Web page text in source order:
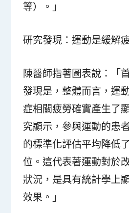
等）。」
研究發現：運動是緩解
陳醫師指著圖表說：「
發現是，整體而言，運
症相關疲勞確實產生了
究顯示，參與運動的患
的標準化評估平均降低
位。這代表著運動對於
狀況，是具有統計學上
效果。」